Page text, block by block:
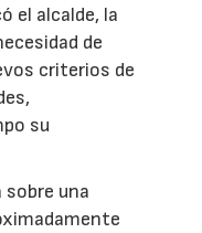
el alcalde, la
de
criterios de
su
sobre una